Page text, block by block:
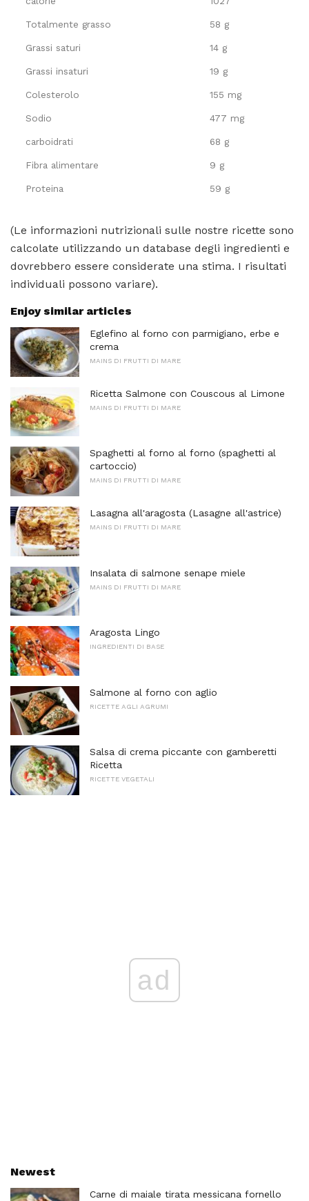
Totalmente grasso 58 g
Grassi saturi 14 g
Grassi insaturi 19 g
Colesterolo 155 mg
Sodio 477 mg
carboidrati 68 g
Fibra alimentare 9 g
Proteina 59 g
(Le informazioni nutrizionali sulle nostre ricette sono
calcolate utilizzando un database degli ingredienti e
dovrebbero essere considerate una stima. I risultati
individuali possono variare).
Enjoy similar articles
Eglefino al forno con parmigiano, erbe e
crema
MAINS DI FRUTTI DI MARE
Ricetta Salmone con Couscous al Limone
MAINS DI FRUTTI DI MARE
Spaghetti al forno al forno (spaghetti al
cartoccio)
MAINS DI FRUTTI DI MARE
Lasagna all'aragosta (Lasagne all'astrice)
MAINS DI FRUTTI DI MARE
Insalata di salmone senape miele
MAINS DI FRUTTI DI MARE
Aragosta Lingo
INGREDIENTI DI BASE
Salmone al forno con aglio
RICETTE AGLI AGRUMI
Salsa di crema piccante con gamberetti
Ricetta
RICETTE VEGETALI
ad
Newest
Carne di maiale tirata messicana fornello